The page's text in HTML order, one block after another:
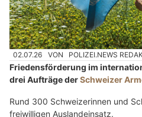
02.07.26 VON POLIZEI.NEWS
Friedensförderung im
drei Aufträge derSchweizer
Rund 300 Schweizerinnen und
freiwilligen Auslandeinsatz.